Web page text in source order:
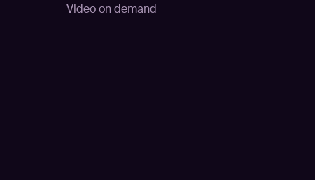
Video on demand